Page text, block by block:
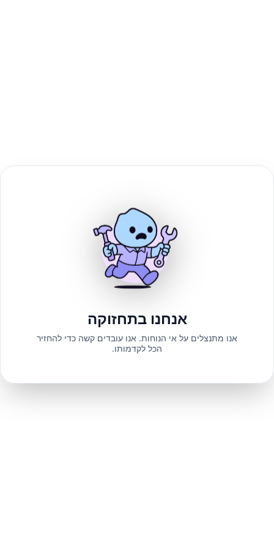
אנחנו בתחזוקה
אנו מתנצלים על אי הנוחות. אנו עובדים קשה כדי להחזיר
הכל לקדמותו.